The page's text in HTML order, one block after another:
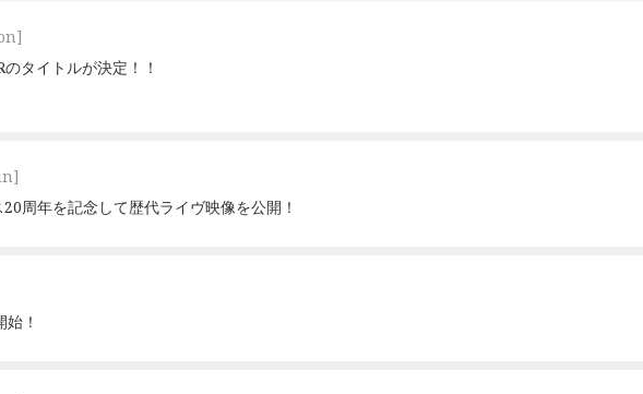
タイトルが決定！！
周年を記念して歴代ライヴ映像を公開！
！